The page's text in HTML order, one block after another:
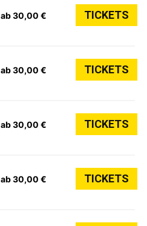
ab 30,00 € TICKETS
ab 30,00 € TICKETS
ab 30,00 € TICKETS
ab 30,00 € TICKETS